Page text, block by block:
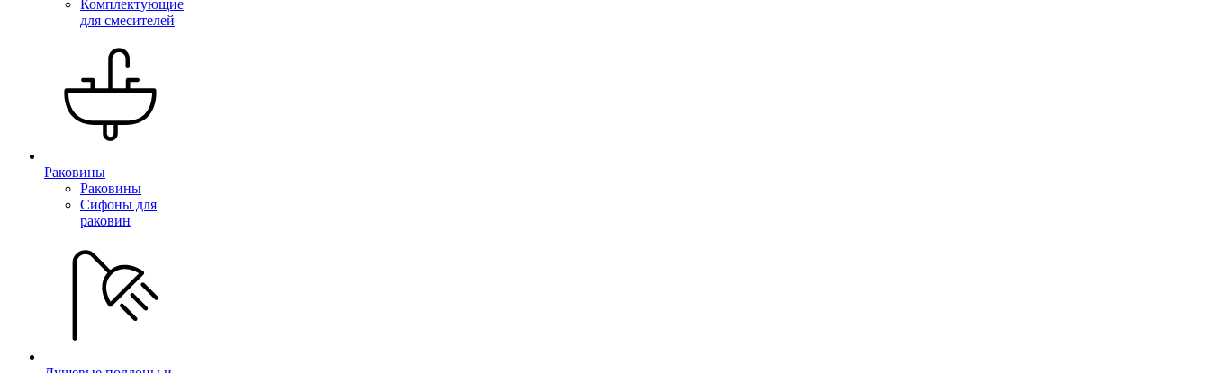
Комплектующие
для смесителей
Раковины
Раковины
Сифоны для
раковин